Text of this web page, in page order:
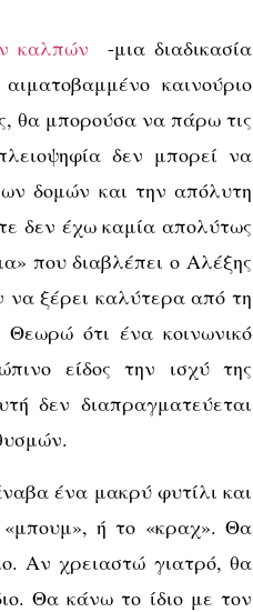
καλπών -μια διαδικασία
καινούριο
θα μπορούσα να πάρω τις
δεν μπορεί να
δομών και την απόλυτη
δεν έχω καμία απολύτως
που διαβλέπει ο Αλέξης
ξέρει καλύτερα από τη
ότι ένα κοινωνικό
είδος την ισχύ της
δεν διαπραγματεύεται
ένα μακρύ φυτίλι και
ή το «κραχ». Θα
Αν χρειαστώ γιατρό, θα
Θα κάνω το ίδιο με τον